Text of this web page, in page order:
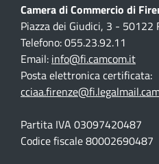
Camera di Commercio di
Piazza dei Giudici, 3 - 50122
Telefono: 055.23.92.11
Email: info@fi.camcom.it
Posta elettronica certificata:
Partita IVA 03097420487
Codice fiscale 80002690487